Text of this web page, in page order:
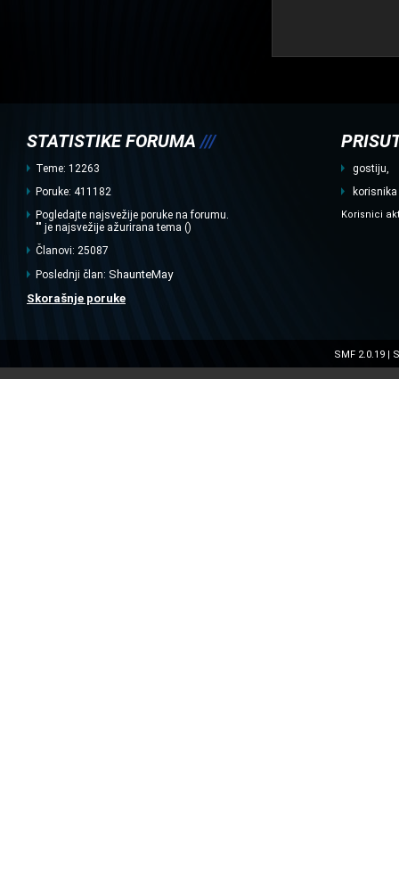
STATISTIKE FORUMA ///
Teme: 12263
Poruke: 411182
Pogledajte najsvežije poruke na forumu.
"" je najsvežije ažurirana tema ()
Članovi: 25087
Poslednji član: ShaunteMay
Skorašnje poruke
gostiju,
korisnika
Korisnici
SMF 2.0.19|